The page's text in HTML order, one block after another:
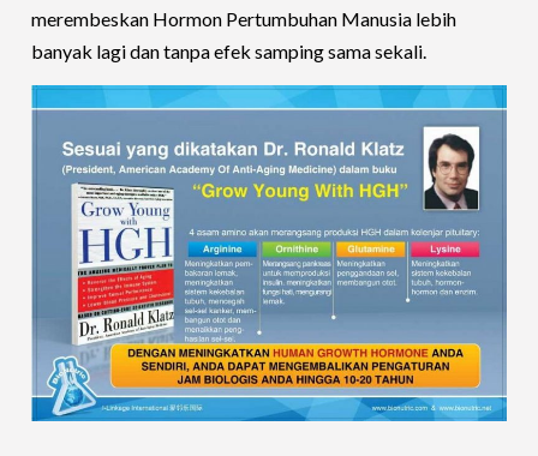
merembeskan Hormon Pertumbuhan Manusia lebih
banyak lagi dan tanpa efek samping sama sekali.